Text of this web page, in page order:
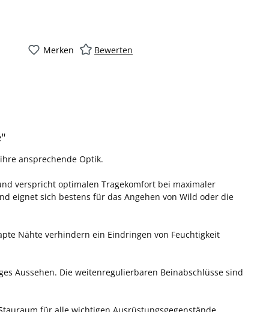
Merken Bewerten
ansprechende Optik.
verspricht optimalen Tragekomfort bei maximaler
eignet sich bestens für das Angehen von Wild oder die
Nähte verhindern ein Eindringen von Feuchtigkeit
Aussehen. Die weitenregulierbaren Beinabschlüsse sind
für alle wichtigen Ausrüstungsgegenstände.